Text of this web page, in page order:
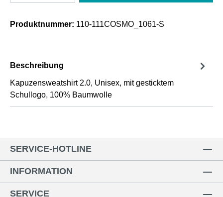
Produktnummer: 110-111COSMO_1061-S
Beschreibung
Kapuzensweatshirt 2.0, Unisex, mit gesticktem
Schullogo, 100% Baumwolle
SERVICE-HOTLINE
INFORMATION
SERVICE